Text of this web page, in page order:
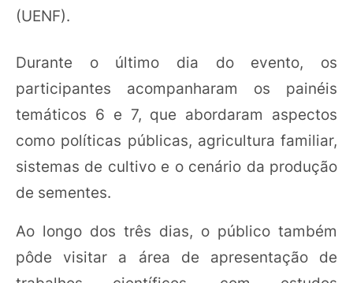
(UENF).
Durante o último dia do evento, os
participantes acompanharam os painéis
temáticos 6 e 7, que abordaram aspectos
como políticas públicas, agricultura familiar,
sistemas de cultivo e o cenário da produção
de sementes.
Ao longo dos três dias, o público também
pôde visitar a área de apresentação de